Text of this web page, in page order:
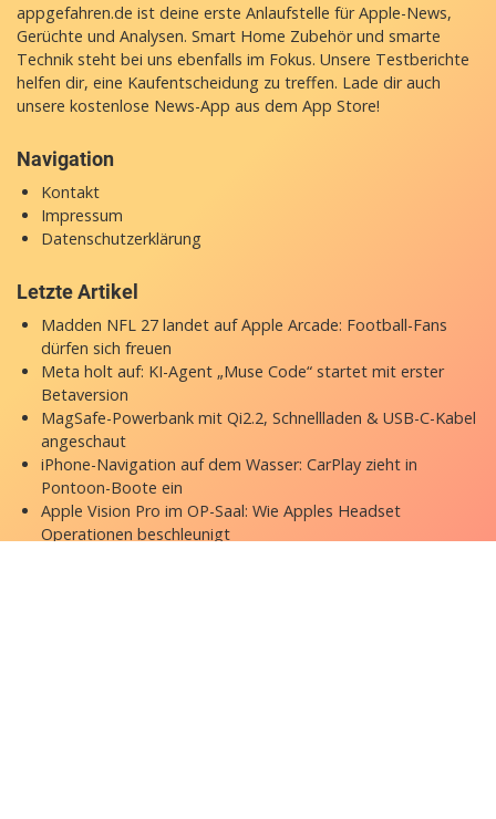
appgefahren.de ist deine erste Anlaufstelle für Apple-News,
Gerüchte und Analysen. Smart Home Zubehör und smarte
Technik steht bei uns ebenfalls im Fokus. Unsere Testberichte
helfen dir, eine Kaufentscheidung zu treffen. Lade dir auch
unsere kostenlose News-App aus dem App Store!
Navigation
Kontakt
Impressum
Datenschutzerklärung
Letzte Artikel
Madden NFL 27 landet auf Apple Arcade: Football-Fans
dürfen sich freuen
Meta holt auf: KI-Agent „Muse Code“ startet mit erster
Betaversion
MagSafe-Powerbank mit Qi2.2, Schnellladen & USB-C-Kabel
angeschaut
iPhone-Navigation auf dem Wasser: CarPlay zieht in
Pontoon-Boote ein
Apple Vision Pro im OP-Saal: Wie Apples Headset
Operationen beschleunigt